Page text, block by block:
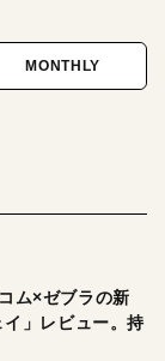
MONTHLY
ム×ゼブラの新
」レビュー。持